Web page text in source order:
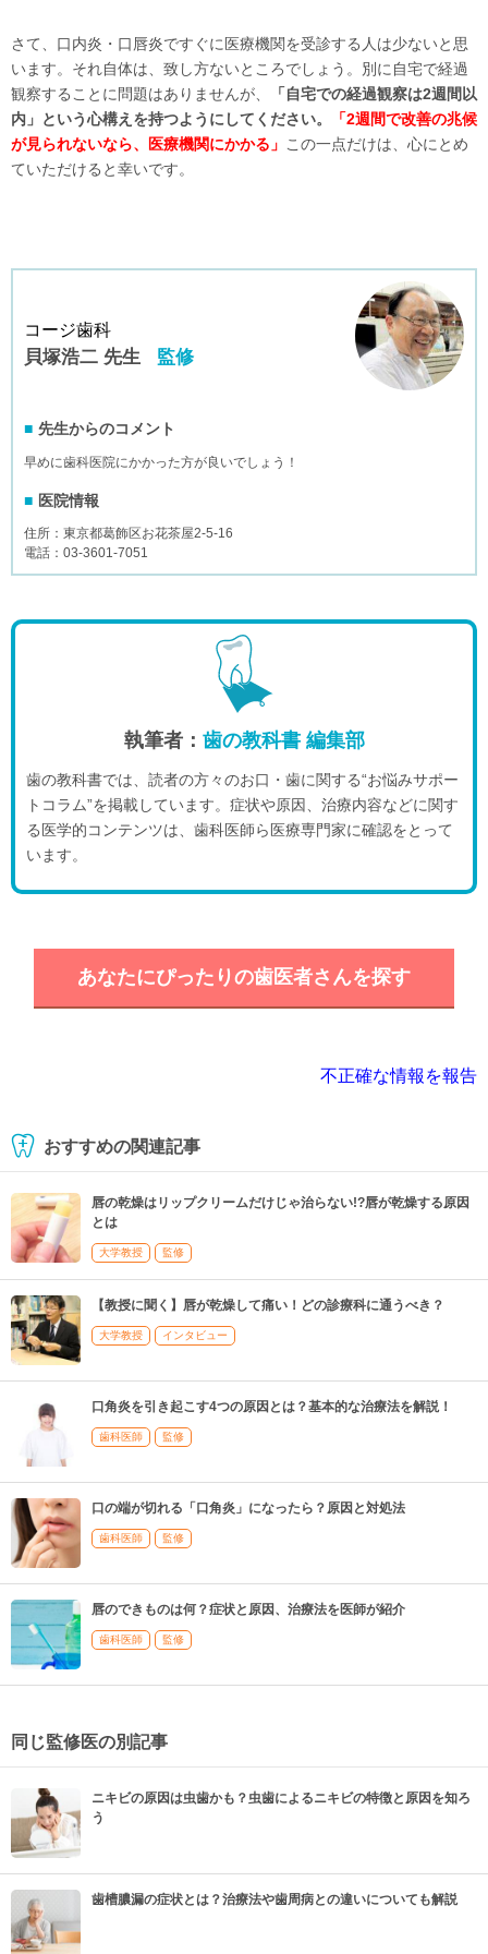
さて、口内炎・口唇炎ですぐに医療機関を受診する人は少ないと思
います。それ自体は、致し方ないところでしょう。別に自宅で経過
観察することに問題はありませんが、
「自宅での経過観察は2週間以
内」という心構えを持つようにしてください。
「2週間で改善の兆候
が見られないなら、医療機関にかかる」 この一点だけは、心にとめ
ていただけると幸いです。
コージ歯科
貝塚浩二 先生 監修
先生からのコメント
早めに歯科医院にかかった方が良いでしょう！
医院情報
住所：東京都葛飾区お花茶屋2-5-16
電話：03-3601-7051
執筆者： 歯の教科書 編集部
歯の教科書では、読者の方々のお口・歯に関する“お悩みサポー
トコラム”を掲載しています。症状や原因、治療内容などに関す
る医学的コンテンツは、歯科医師ら医療専門家に確認をとって
います。
あなたにぴったりの歯医者さんを探す
不正確な情報を報告
おすすめの関連記事
唇の乾燥はリップクリームだけじゃ治らない!?唇が乾燥する原因
とは
大学教授 監修
【教授に聞く】唇が乾燥して痛い！どの診療科に通うべき？
大学教授 インタビュー
口角炎を引き起こす4つの原因とは？基本的な治療法を解説！
歯科医師 監修
口の端が切れる「口角炎」になったら？原因と対処法
歯科医師 監修
唇のできものは何？症状と原因、治療法を医師が紹介
歯科医師 監修
同じ監修医の別記事
ニキビの原因は虫歯かも？虫歯によるニキビの特徴と原因を知ろ
う
歯槽膿漏の症状とは？治療法や歯周病との違いについても解説